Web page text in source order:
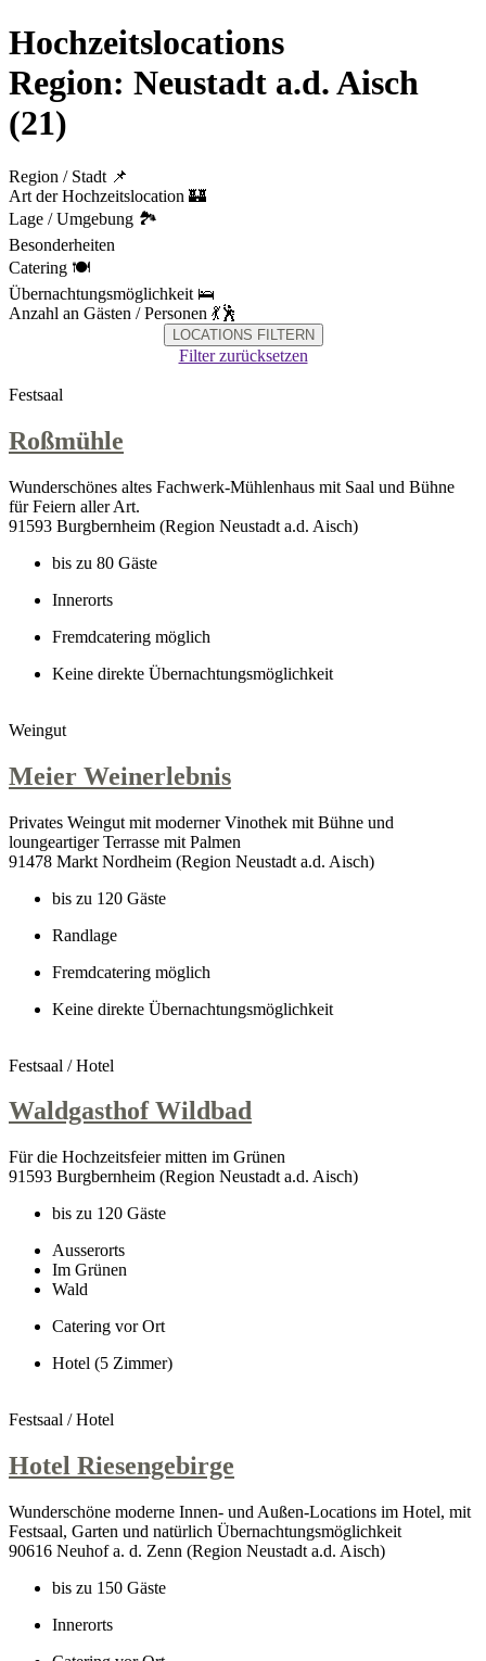
Hochzeitslocations
Region: Neustadt a.d. Aisch
(21)
Region / Stadt 📌
Art der Hochzeitslocation 🏰
Lage / Umgebung 🏞
Besonderheiten
Catering 🍽
Übernachtungsmöglichkeit 🛌
Anzahl an Gästen / Personen 💃🕺
LOCATIONS FILTERN
Filter zurücksetzen
Festsaal
Roßmühle
Wunderschönes altes Fachwerk-Mühlenhaus mit Saal und Bühne
für Feiern aller Art.
91593 Burgbernheim (Region Neustadt a.d. Aisch)
bis zu 80 Gäste
Innerorts
Fremdcatering möglich
Keine direkte Übernachtungsmöglichkeit
Weingut
Meier Weinerlebnis
Privates Weingut mit moderner Vinothek mit Bühne und
loungeartiger Terrasse mit Palmen
91478 Markt Nordheim (Region Neustadt a.d. Aisch)
bis zu 120 Gäste
Randlage
Fremdcatering möglich
Keine direkte Übernachtungsmöglichkeit
Festsaal / Hotel
Waldgasthof Wildbad
Für die Hochzeitsfeier mitten im Grünen
91593 Burgbernheim (Region Neustadt a.d. Aisch)
bis zu 120 Gäste
Ausserorts
Im Grünen
Wald
Catering vor Ort
Hotel (5 Zimmer)
Festsaal / Hotel
Hotel Riesengebirge
Wunderschöne moderne Innen- und Außen-Locations im Hotel, mit
Festsaal, Garten und natürlich Übernachtungsmöglichkeit
90616 Neuhof a. d. Zenn (Region Neustadt a.d. Aisch)
bis zu 150 Gäste
Innerorts